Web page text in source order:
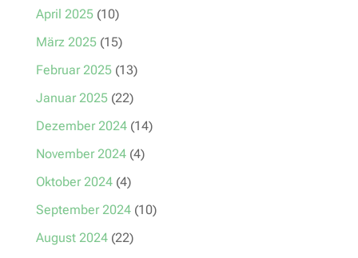
April 2025(10)
März 2025(15)
Februar 2025(13)
Januar 2025(22)
Dezember 2024(14)
November 2024(4)
Oktober 2024(4)
September 2024(10)
August 2024(22)